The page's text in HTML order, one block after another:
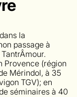
la
passage à
Provence (région
Mérindol, à 35
TGV); en
séminaires à 40